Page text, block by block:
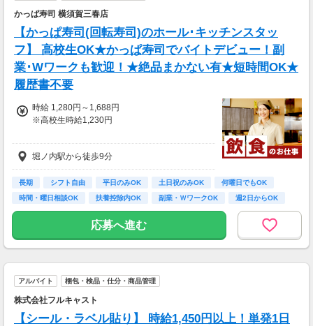
かっぱ寿司 横須賀三春店
【かっぱ寿司(回転寿司)のホール･キッチンスタッ
フ】 高校生OK★かっぱ寿司でバイトデビュー！副
業･Wワークも歓迎！★絶品まかない有★短時間OK★
履歴書不要
時給 1,280円～1,688円
※高校生時給1,230円
土日祝は時給70円UP！
22時以降は時給さらにUP！※18歳以上の方の
み
★平日時給1,600円/土日祝時給1,688円
堀ノ内駅から徒歩9分
長期 シフト自由 平日のみOK 土日祝のみOK
何曜日でもOK
時間・曜日相談OK
扶養控除内OK 副業・ＷワークOK 週2日からOK
応募へ進む
アルバイト 梱包・検品・仕分・商品管理
株式会社フルキャスト
【シール・ラベル貼り】 時給1,450円以上！単発1日